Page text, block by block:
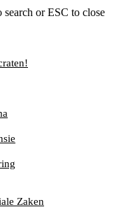
search or ESC to close
Zaken